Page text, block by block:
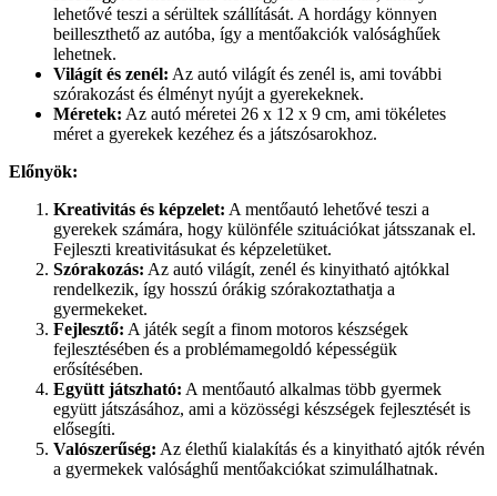
lehetővé teszi a sérültek szállítását. A hordágy könnyen
beilleszthető az autóba, így a mentőakciók valósághűek
lehetnek.
Világít és zenél: Az autó világít és zenél is, ami további
szórakozást és élményt nyújt a gyerekeknek.
Méretek: Az autó méretei 26 x 12 x 9 cm, ami tökéletes
méret a gyerekek kezéhez és a játszósarokhoz.
Előnyök:
Kreativitás és képzelet: A mentőautó lehetővé teszi a
gyerekek számára, hogy különféle szituációkat játsszanak el.
Fejleszti kreativitásukat és képzeletüket.
Szórakozás: Az autó világít, zenél és kinyitható ajtókkal
rendelkezik, így hosszú órákig szórakoztathatja a
gyermekeket.
Fejlesztő: A játék segít a finom motoros készségek
fejlesztésében és a problémamegoldó képességük
erősítésében.
Együtt játszható: A mentőautó alkalmas több gyermek
együtt játszásához, ami a közösségi készségek fejlesztését is
elősegíti.
Valószerűség: Az élethű kialakítás és a kinyitható ajtók révén
a gyermekek valósághű mentőakciókat szimulálhatnak.